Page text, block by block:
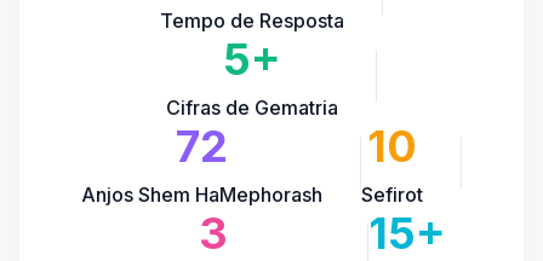
Tempo de Resposta
5+
Cifras de Gematria
72
Anjos Shem HaMephorash
10
Sefirot
3 15+